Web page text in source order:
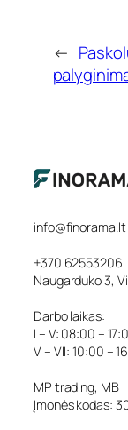
←
info@finorama.lt
+370 62553206
Naugarduko 3,
Darbo laikas:
I – V: 08:00 –
V – VII: 10:00 –
MP trading, MB
Įmonės kodas: